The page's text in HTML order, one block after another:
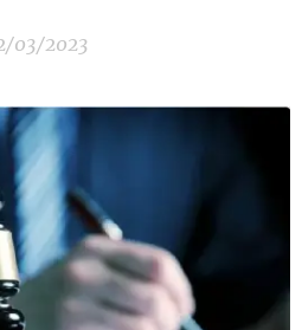
03/2023